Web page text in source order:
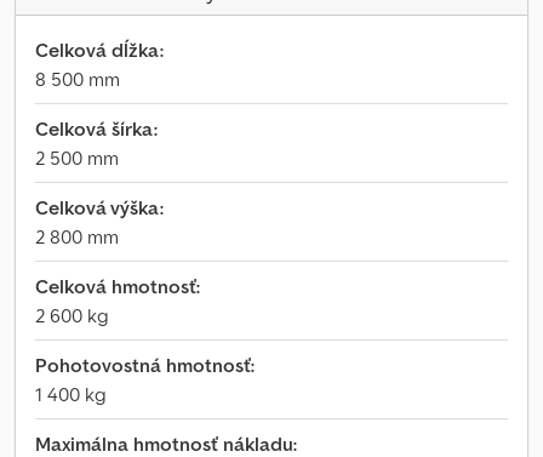
Celková dĺžka:
8 500 mm
Celková šírka:
2 500 mm
Celková výška:
2 800 mm
Celková hmotnosť:
2 600 kg
Pohotovostná hmotnosť:
1 400 kg
Maximálna hmotnosť nákladu: